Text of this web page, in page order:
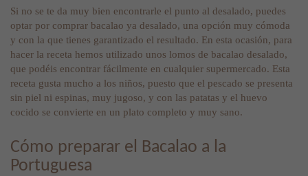
Si no se te da muy bien encontrarle el punto al desalado, puedes
optar por comprar bacalao ya desalado, una opción muy cómoda
y con la que tienes garantizado el resultado. En esta ocasión, para
hacer la receta hemos utilizado unos lomos de bacalao desalado,
que podéis encontrar fácilmente en cualquier supermercado. Esta
receta gusta mucho a los niños, puesto que el pescado se presenta
sin piel ni espinas, muy jugoso, y con las patatas y el huevo
cocido se convierte en un plato completo y muy sano.
Cómo preparar el Bacalao a la
Portuguesa